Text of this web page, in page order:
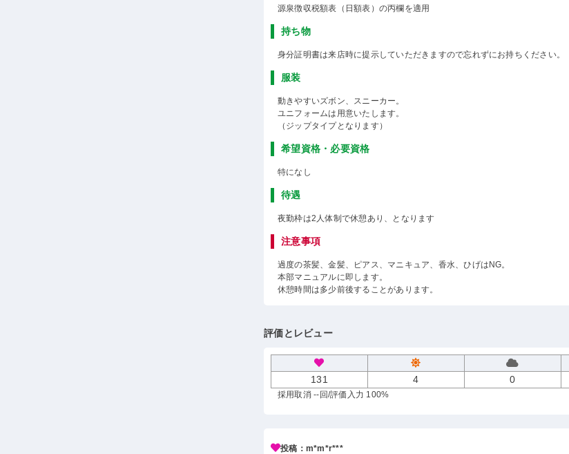
源泉徴収税額表（日額表）の丙欄を適用
持ち物
身分証明書は来店時に提示していただきますので忘れずにお持ちください。
服装
動きやすいズボン、スニーカー。
ユニフォームは用意いたします。
（ジップタイプとなります）
希望資格・必要資格
特になし
待遇
夜勤枠は2人体制で休憩あり、となります
注意事項
過度の茶髪、金髪、ピアス、マニキュア、香水、ひげはNG。
本部マニュアルに即します。
休憩時間は多少前後することがあります。
評価とレビュー
131 4 0
採用取消 --回/評価入力 100%
投稿：m*m*r***